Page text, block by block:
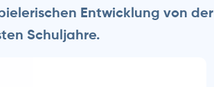
Entwicklung von der
Schuljahre.